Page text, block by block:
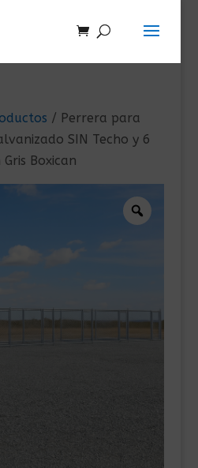
/ Perrera para
SIN Techo y 6
Boxican